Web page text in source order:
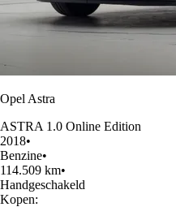
Opel Astra
ASTRA 1.0 Online Edition
2018•
Benzine•
114.509 km•
Handgeschakeld
Kopen: